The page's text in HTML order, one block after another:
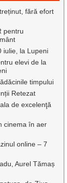
fără efort
pentru
iulie, la Lupeni
elevi de la
timpului
Retezat
de excelenţă
cinema în aer
online – 7
Aurel Tămaș